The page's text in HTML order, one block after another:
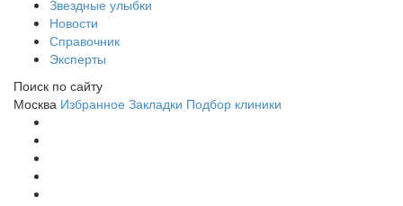
Звездные улыбки
Новости
Справочник
Эксперты
Поиск по сайту
Москва Избранное Закладки Подбор клиники